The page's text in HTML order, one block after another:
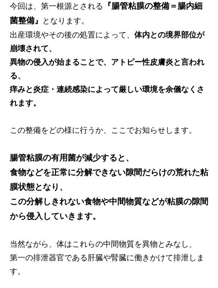
今回は、第一根源とされる 『腸管粘膜の整備＝腸内細
菌整備』 となります。
出産環境やその後の処置によって、 体内との境界部位が
崩壊されて、
異物の侵入が始まることで、アトピー性皮膚炎と言われ
る、
痒みと炎症・連続感染によって厳しい環境を余儀なくさ
れます。
この整備をどの様に行うか、ここでお知らせします。
腸管粘膜の有用菌が減少すると、
食物などを正常に分解できない隙間だらけの荒れた粘
膜状態となり、
この分解しきれない食物や中間物質などが粘膜の隙間
から侵入していきます。
当然ながら、体はこれらの中間物質を異物とみなし、
第一の排泄器官である肝臓や腎臓に働きかけて排泄しま
す。